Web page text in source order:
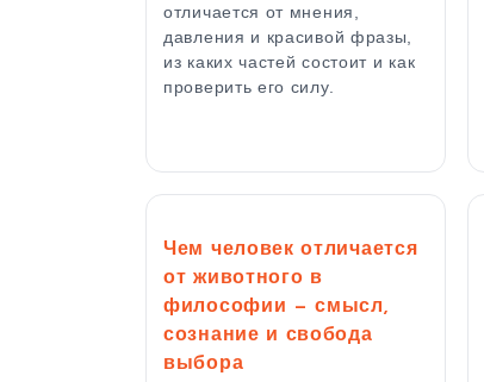
отличается от мнения,
давления и красивой фразы,
из каких частей состоит и как
проверить его силу.
Чем человек отличается
от животного в
философии — смысл,
сознание и свобода
выбора